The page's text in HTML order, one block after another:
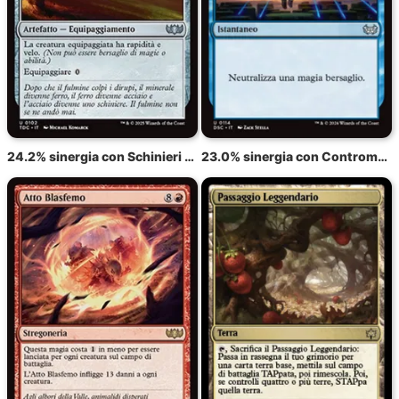
24.2% sinergia con Schinieri dei Fulmini 23.0% sinergia con Contromagia